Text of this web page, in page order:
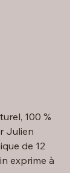
100 %
Julien
de 12
exprime à